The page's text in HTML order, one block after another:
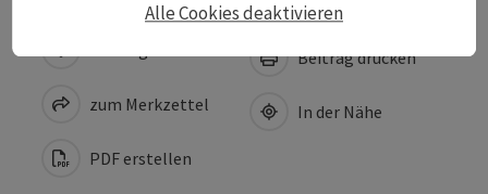
zum Merkzettel
PDF erstellen
Beitrag drucken
In der Nähe
Alle Cookies deaktivieren